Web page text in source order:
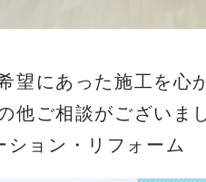
望にあった施工を心
他ご相談がございま
ション・リフォーム